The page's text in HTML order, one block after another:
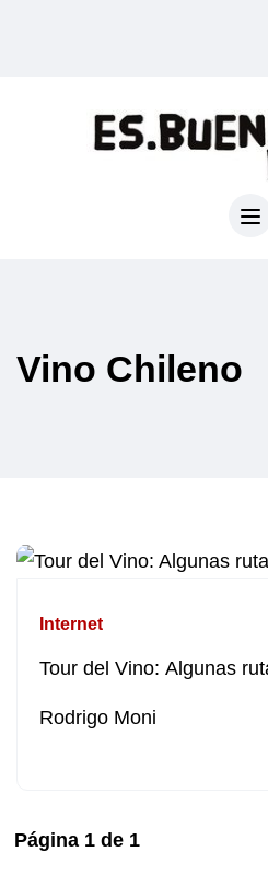
Vino Chileno
Internet
Tour del Vino: Algunas
Rodrigo Moni
Página 1 de 1